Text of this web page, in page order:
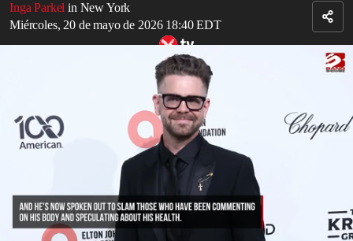
Inga Parkel in New York
Miércoles, 20 de mayo de 2026 18:40 EDT
Jack Osbourne criticó las especulaciones sobre su pérdida de peso
Jack Osbourne, el hijo menor del fallecido
Ozzy Osbourne, criticó
los informes “descabellados” quecircularon
sobre su aspecto
físico.
de realities
, de 40 años, quien en noviembre
formó parte deI’m a Celebrity… Get Me Out of Here!
Unido, respondió a las publicaciones que cuestionaban su peso y
aseguraban que atravesaba problemas de salud.